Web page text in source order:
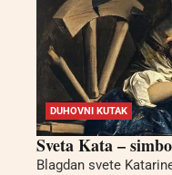
DUHOVNI KUTAK
Sveta Kata –
Blagdan svete